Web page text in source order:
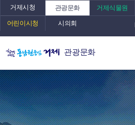
거제시청 관광문화 거제식물원
어린이시청 시의회
관광문화